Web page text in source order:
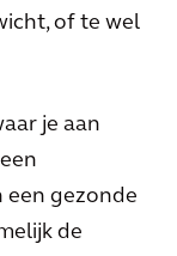
of te wel
je aan
gezonde
de